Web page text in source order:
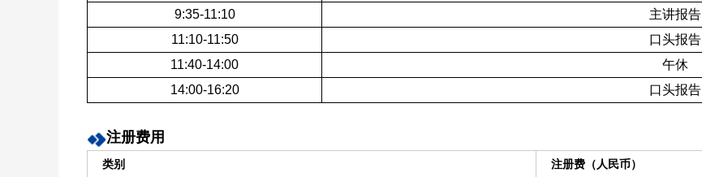
9:35-11:10
主讲报告
11:10-11:50
口头报告
11:40-14:00
午休
14:00-16:20
口头报告
注册费用
类别 注册费（人民币）